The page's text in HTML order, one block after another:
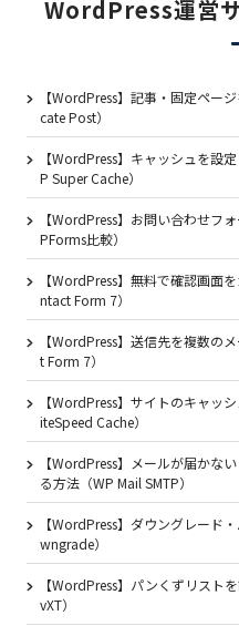
WordPress運営
【WordPress】記事・固定ペー
cate Post）
【WordPress】キャッシュを設
P Super Cache）
【WordPress】お問い合わせフ
PForms比較）
【WordPress】無料で確認画面
ntact Form 7）
【WordPress】送信先を複数の
t Form 7）
【WordPress】サイトのキャッ
iteSpeed Cache）
【WordPress】メールが届かな
る方法（WP Mail SMTP）
【WordPress】ダウングレード
wngrade）
【WordPress】パンくずリスト
vXT）